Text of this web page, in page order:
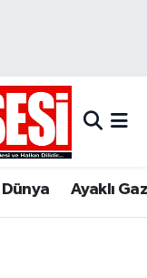
Dünya Ayaklı